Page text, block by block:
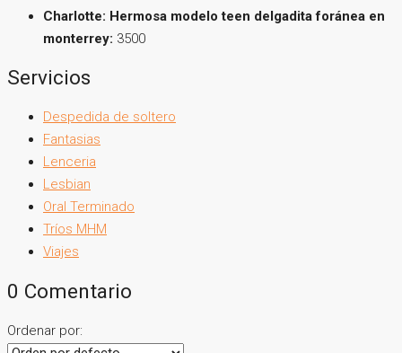
Charlotte: Hermosa modelo teen delgadita foránea en
monterrey: 3500
Servicios
Despedida de soltero
Fantasias
Lenceria
Lesbian
Oral Terminado
Tríos MHM
Viajes
0 Comentario
Ordenar por: